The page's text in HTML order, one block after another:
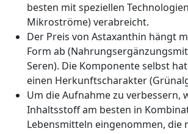
besten mit speziellen
Mikroströme) verabreicht.
Der Preis von Astaxanthin hängt
Form ab
Seren). Die Komponente selbst
einen Herkunftscharakter
Um die Aufnahme zu verbessern,
Inhaltsstoff am besten in
Lebensmitteln eingenommen, die